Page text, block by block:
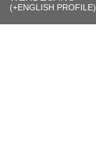
(+ENGLISH PROFILE)